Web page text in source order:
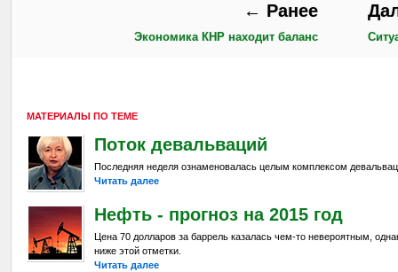
← Ранее
Экономика КНР находит баланс
МАТЕРИАЛЫ ПО ТЕМЕ
Поток девальваций
Последняя неделя ознаменовалась целым комплексом
Читать далее
Нефть - прогноз на 2015 год
Цена 70 долларов за баррель казалась чем-то невероятным,
ниже этой отметки.
Читать далее